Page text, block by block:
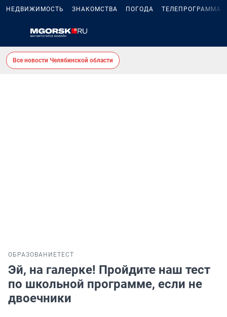
НЕДВИЖИМОСТЬ ЗНАКОМСТВА ПОГОДА ТЕЛЕПРОГРАММА
Все новости Челябинской области
ОБРАЗОВАНИЕТЕСТ
Эй, на галерке! Пройдите наш тест
по школьной программе, если не
двоечники